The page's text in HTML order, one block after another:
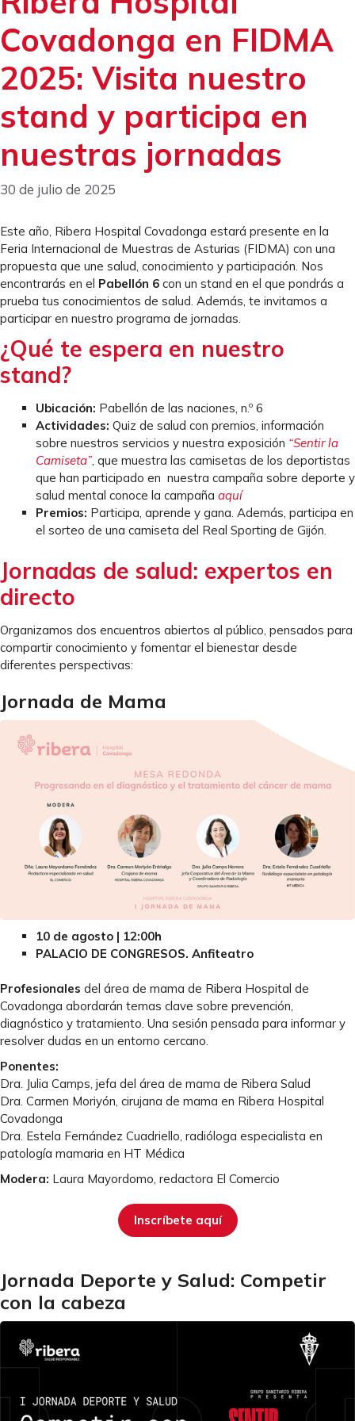
Covadonga en FIDMA
2025: Visita nuestro
stand y participa en
nuestras jornadas
30 de julio de 2025
Este año, Ribera Hospital Covadonga estará presente en la
Feria Internacional de Muestras de Asturias (FIDMA) con una
propuesta que une salud, conocimiento y participación. Nos
encontrarás en el Pabellón 6 con un stand en el que pondrás a
prueba tus conocimientos de salud. Además, te invitamos a
participar en nuestro programa de jornadas.
¿Qué te espera en nuestro
stand?
Ubicación: Pabellón de las naciones, n.º 6
Actividades: Quiz de salud con premios, información
sobre nuestros servicios y nuestra exposición “Sentir la
Camiseta”, que muestra las camisetas de los deportistas
que han participado en nuestra campaña sobre deporte y
salud mental conoce la campaña aquí
Premios: Participa, aprende y gana. Además, participa en
el sorteo de una camiseta del Real Sporting de Gijón.
Jornadas de salud: expertos en
directo
Organizamos dos encuentros abiertos al público, pensados para
compartir conocimiento y fomentar el bienestar desde
diferentes perspectivas:
Jornada de Mama
10 de agosto | 12:00h
PALACIO DE CONGRESOS. Anfiteatro
Profesionales del área de mama de Ribera Hospital de
Covadonga abordarán temas clave sobre prevención,
diagnóstico y tratamiento. Una sesión pensada para informar y
resolver dudas en un entorno cercano.
Ponentes:
Dra. Julia Camps, jefa del área de mama de Ribera Salud
Dra. Carmen Moriyón, cirujana de mama en Ribera Hospital
Covadonga
Dra. Estela Fernández Cuadriello, radióloga especialista en
patología mamaria en HT Médica
Modera: Laura Mayordomo, redactora El Comercio
Inscríbete aquí
Jornada Deporte y Salud: Competir
con la cabeza